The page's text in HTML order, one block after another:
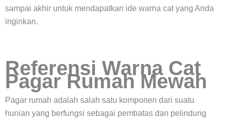
sampai akhir untuk mendapatkan ide warna cat yang Anda
inginkan.
Referensi Warna Cat
Pagar Rumah Mewah
Pagar rumah adalah salah satu komponen dari suatu
hunian yang berfungsi sebagai pembatas dan pelindung